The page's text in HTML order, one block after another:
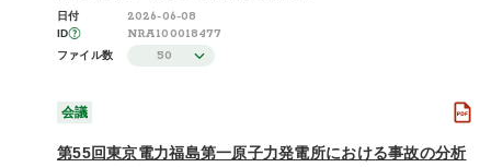
日付 2026-06-08
ID NRA100018477
ファイル数 50
会議
第55回東京電力福島第一原子力発電所における事故の分析